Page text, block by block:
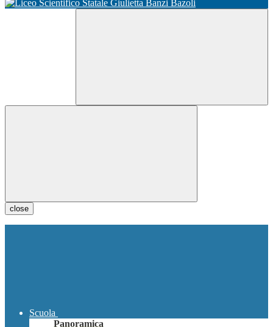
close
Scuola
Panoramica